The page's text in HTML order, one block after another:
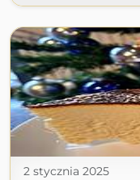
2 stycznia 2025